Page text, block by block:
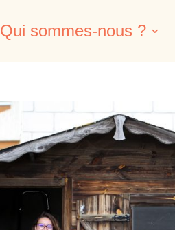
Qui sommes-nous ?